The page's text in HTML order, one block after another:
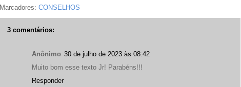
Marcadores: CONSELHOS
3 comentários:
Anônimo 30 de julho de 2023 às 08:42
Muito bom esse texto Jr! Parabéns!!!
Responder